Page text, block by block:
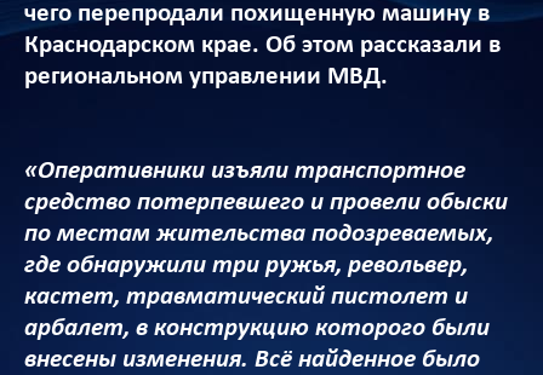
чего перепродали похищенную машину в
Краснодарском крае. Об этом рассказали в
региональном управлении МВД.
«Оперативники изъяли транспортное
средство потерпевшего и провели обыски
по местам жительства подозреваемых,
где обнаружили три ружья, револьвер,
кастет, травматический пистолет и
арбалет, в конструкцию которого были
внесены изменения. Всё найденное было